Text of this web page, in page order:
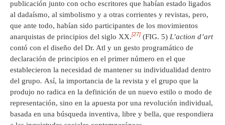
publicación junto con ocho escritores que habían estado ligados
al dadaísmo, al simbolismo y a otras corrientes y revistas, pero,
que ante todo, habían sido participantes de los movimientos
anarquistas de principios del siglo XX.[27] (FIG. 5) L’action d’art
contó con el diseño del Dr. Atl y un gesto programático de
declaración de principios en el primer número en el que
establecieron la necesidad de mantener su individualidad dentro
del grupo. Así, la importancia de la revista y el grupo que la
produjo no radica en la definición de un nuevo estilo o modo de
representación, sino en la apuesta por una revolución individual,
basada en una búsqueda inventiva, libre y bella, que respondiera